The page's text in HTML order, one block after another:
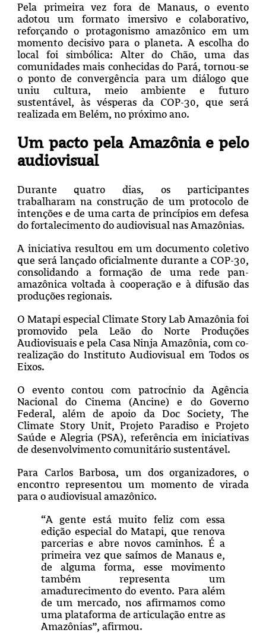
Pela primeira vez fora de Manaus, o evento
adotou um formato imersivo e colaborativo,
reforçando o protagonismo amazônico em um
momento decisivo para o planeta. A escolha do
local foi simbólica: Alter do Chão, uma das
comunidades mais conhecidas do Pará, tornou-se
o ponto de convergência para um diálogo que
uniu cultura, meio ambiente e futuro
sustentável, às vésperas da COP-30, que será
realizada em Belém, no próximo ano.
Um pacto pela Amazônia e pelo
audiovisual
Durante quatro dias, os participantes
trabalharam na construção de um protocolo de
intenções e de uma carta de princípios em defesa
do fortalecimento do audiovisual nas Amazônias.
A iniciativa resultou em um documento coletivo
que será lançado oficialmente durante a COP-30,
consolidando a formação de uma rede pan-
amazônica voltada à cooperação e à difusão das
produções regionais.
O Matapi especial Climate Story Lab Amazônia foi
promovido pela Leão do Norte Produções
Audiovisuais e pela Casa Ninja Amazônia, com co-
realização do Instituto Audiovisual em Todos os
Eixos.
O evento contou com patrocínio da Agência
Nacional do Cinema (Ancine) e do Governo
Federal, além de apoio da Doc Society, The
Climate Story Unit, Projeto Paradiso e Projeto
Saúde e Alegria (PSA), referência em iniciativas
de desenvolvimento comunitário sustentável.
Para Carlos Barbosa, um dos organizadores, o
encontro representou um momento de virada
para o audiovisual amazônico.
“A gente está muito feliz com essa
edição especial do Matapi, que renova
parcerias e abre novos caminhos. É a
primeira vez que saímos de Manaus e,
de alguma forma, esse movimento
também representa um
amadurecimento do evento. Para além
de um mercado, nos afirmamos como
uma plataforma de articulação entre as
Amazônias”, afirmou.